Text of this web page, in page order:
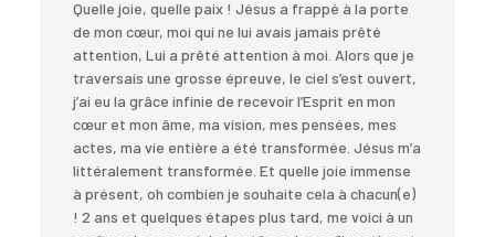
Quelle joie, quelle paix ! Jésus a frappé à la porte
de mon cœur, moi qui ne lui avais jamais prêté
attention, Lui a prêté attention à moi. Alors que je
traversais une grosse épreuve, le ciel s’est ouvert,
j’ai eu la grâce infinie de recevoir l’Esprit en mon
cœur et mon âme, ma vision, mes pensées, mes
actes, ma vie entière a été transformée. Jésus m’a
littéralement transformée. Et quelle joie immense
à présent, oh combien je souhaite cela à chacun(e)
! 2 ans et quelques étapes plus tard, me voici à un